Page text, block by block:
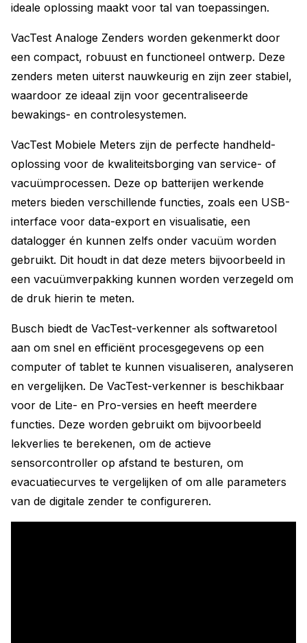
ideale oplossing maakt voor tal van toepassingen.
VacTest Analoge Zenders worden gekenmerkt door
een compact, robuust en functioneel ontwerp. Deze
zenders meten uiterst nauwkeurig en zijn zeer stabiel,
waardoor ze ideaal zijn voor gecentraliseerde
bewakings- en controlesystemen.
VacTest Mobiele Meters zijn de perfecte handheld-
oplossing voor de kwaliteitsborging van service- of
vacuümprocessen. Deze op batterijen werkende
meters bieden verschillende functies, zoals een USB-
interface voor data-export en visualisatie, een
datalogger én kunnen zelfs onder vacuüm worden
gebruikt. Dit houdt in dat deze meters bijvoorbeeld in
een vacuümverpakking kunnen worden verzegeld om
de druk hierin te meten.
Busch biedt de VacTest-verkenner als softwaretool
aan om snel en efficiënt procesgegevens op een
computer of tablet te kunnen visualiseren, analyseren
en vergelijken. De VacTest-verkenner is beschikbaar
voor de Lite- en Pro-versies en heeft meerdere
functies. Deze worden gebruikt om bijvoorbeeld
lekverlies te berekenen, om de actieve
sensorcontroller op afstand te besturen, om
evacuatiecurves te vergelijken of om alle parameters
van de digitale zender te configureren.